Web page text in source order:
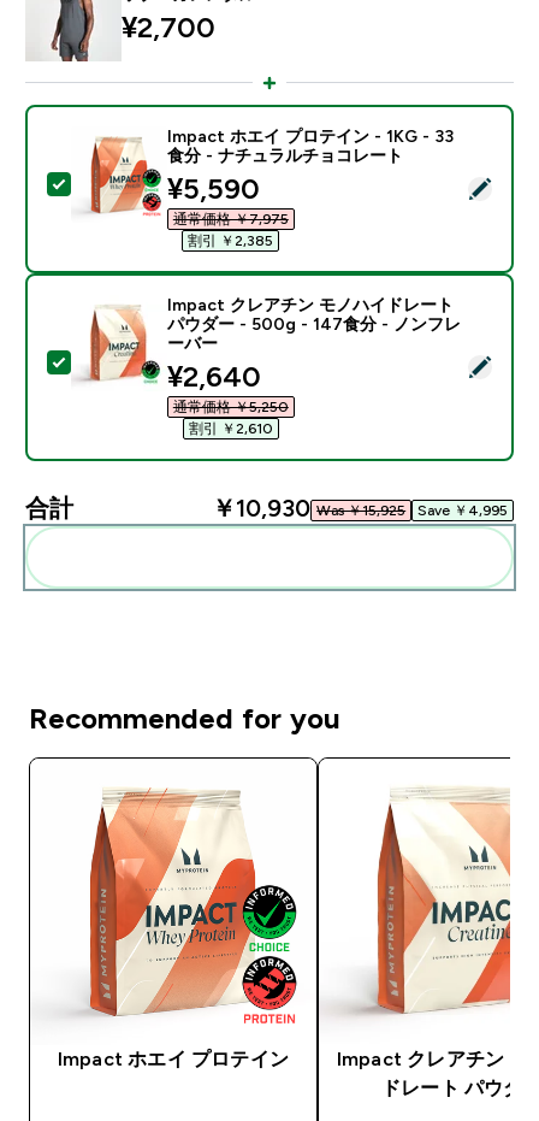
¥2,700‎
この商品を選択 - Impact ホエイ プロテイン - 1KG -
Impact ホエイ プロテイン - 1KG - 33
食分 - ナチュラルチョコレート
discounted price
¥5,590‎
通常価格 ￥7,975‎
割引 ￥2,385‎
この商品を選択 - Impact クレアチン モノハイドレ
Impact クレアチン モノハイドレート
パウダー - 500g - 147食分 - ノンフレ
ーバー
discounted price
¥2,640‎
通常価格 ￥5,250‎
割引 ￥2,610‎
合計 ￥10,930‎ Was ￥15,925‎ Save ￥4,995‎
Recommended for you
Impact ホエイ プロテイン
Impact クレアチン モ
ドレート パウダ